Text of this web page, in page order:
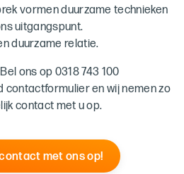
vormen duurzame technieken
uitgangspunt.
duurzame relatie.
ons op 0318 743 100
en wij nemen zo
contact met u op.
met ons op!